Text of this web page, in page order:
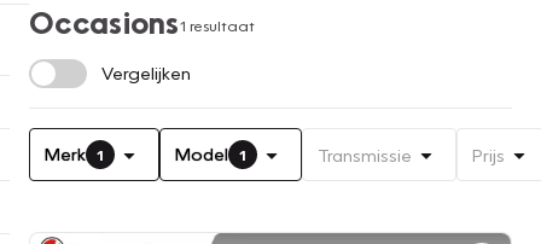
Occasions1 resultaat
Vergelijken
Merk 1 Model 1 Transmissie Prijs